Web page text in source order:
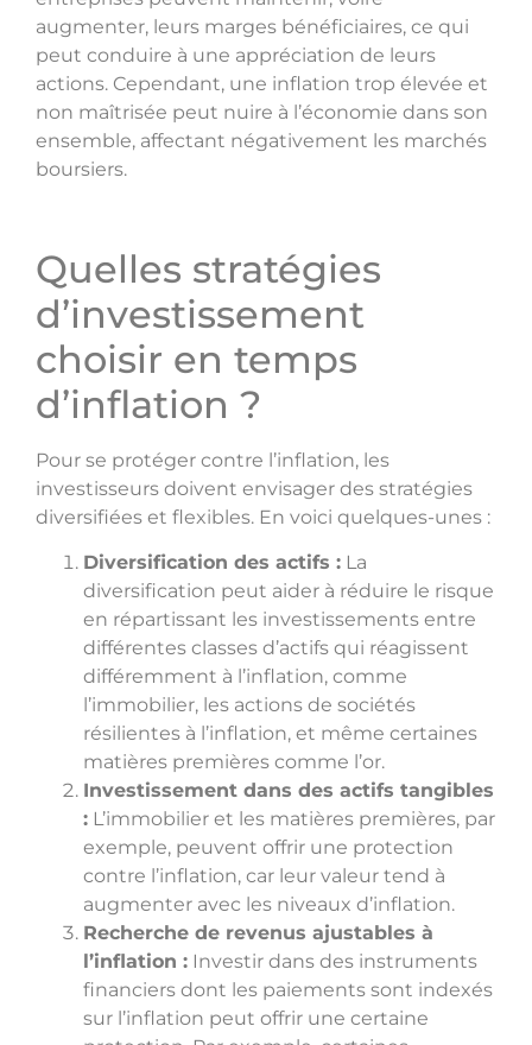
augmenter, leurs marges bénéficiaires, ce qui
peut conduire à une appréciation de leurs
actions. Cependant, une inflation trop élevée et
non maîtrisée peut nuire à l’économie dans son
ensemble, affectant négativement les marchés
boursiers.
Quelles stratégies
d’investissement
choisir en temps
d’inflation ?
Pour se protéger contre l’inflation, les
investisseurs doivent envisager des stratégies
diversifiées et flexibles. En voici quelques-unes :
Diversification des actifs : La
diversification peut aider à réduire le risque
en répartissant les investissements entre
différentes classes d’actifs qui réagissent
différemment à l’inflation, comme
l’immobilier, les actions de sociétés
résilientes à l’inflation, et même certaines
matières premières comme l’or.
Investissement dans des actifs tangibles
: L’immobilier et les matières premières, par
exemple, peuvent offrir une protection
contre l’inflation, car leur valeur tend à
augmenter avec les niveaux d’inflation.
Recherche de revenus ajustables à
l’inflation : Investir dans des instruments
financiers dont les paiements sont indexés
sur l’inflation peut offrir une certaine